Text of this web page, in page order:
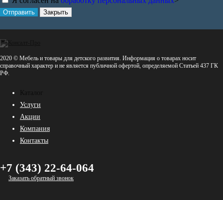
Отправить Закрыть
2020 © Мебель и товары для детского развития. Информация о товарах носит
справочный характер и не является публичной офертой, определяемой Статьей 437 ГК
РФ.
Услуги
Акции
Компания
Контакты
+7 (343) 22-64-064
Заказать обратный звонок